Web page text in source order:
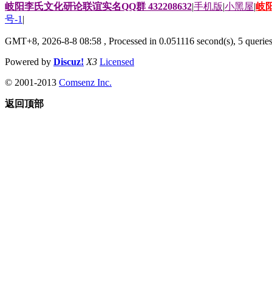
岐阳李氏文化研论联谊实名QQ群 432208632|手机版|小黑屋|岐
号-1 |
GMT+8, 2026-8-8 08:58 , Processed in 0.051116 second(s), 5
Powered by Discuz! X3 Licensed
© 2001-2013 Comsenz Inc.
返回顶部